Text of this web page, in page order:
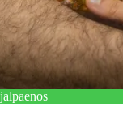
jalpaenos